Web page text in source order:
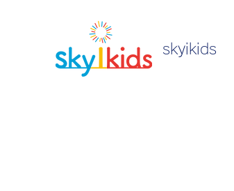
skyikids